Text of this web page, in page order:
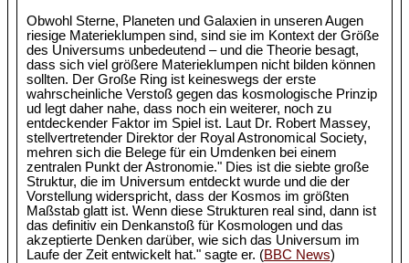
Obwohl Sterne, Planeten und Galaxien in unseren Augen
riesige Materieklumpen sind, sind sie im Kontext der Größe
des Universums unbedeutend – und die Theorie besagt,
dass sich viel größere Materieklumpen nicht bilden können
sollten. Der Große Ring ist keineswegs der erste
wahrscheinliche Verstoß gegen das kosmologische Prinzip
ud legt daher nahe, dass noch ein weiterer, noch zu
entdeckender Faktor im Spiel ist. Laut Dr. Robert Massey,
stellvertretender Direktor der Royal Astronomical Society,
mehren sich die Belege für ein Umdenken bei einem
zentralen Punkt der Astronomie." Dies ist die siebte große
Struktur, die im Universum entdeckt wurde und die der
Vorstellung widerspricht, dass der Kosmos im größten
Maßstab glatt ist. Wenn diese Strukturen real sind, dann ist
das definitiv ein Denkanstoß für Kosmologen und das
akzeptierte Denken darüber, wie sich das Universum im
Laufe der Zeit entwickelt hat." sagte er. (BBC News)